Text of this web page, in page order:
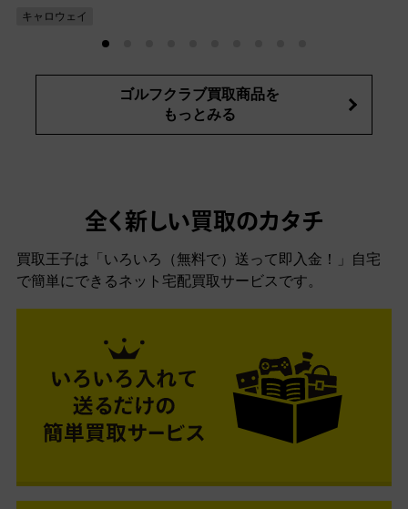
キャロウェイ
ゴルフクラブ買取商品を
もっとみる
全く新しい買取のカタチ
買取王子は「いろいろ（無料で）送って即入金！」自宅
で簡単にできるネット宅配買取サービスです。